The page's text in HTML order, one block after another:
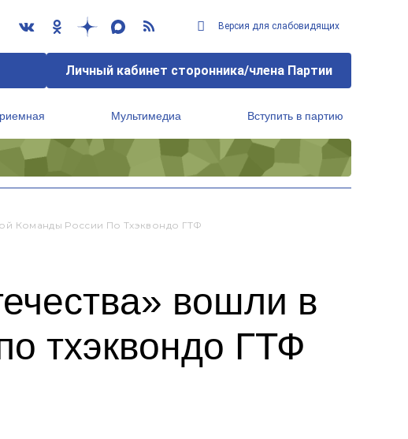
Версия для слабовидящих
Личный кабинет сторонника/члена Партии
Мультимедиа Вступить в партию
Команды России По Тхэквондо ГТФ
вошли в
тхэквондо ГТФ